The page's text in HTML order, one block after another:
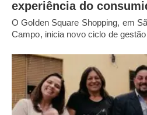
experiência do
O Golden Square Shopping, em
Campo, inicia novo ciclo de